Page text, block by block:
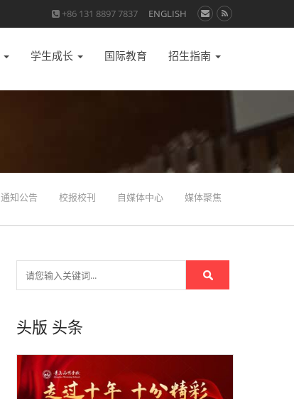
+86 131 8897 7837 ENGLISH
学生成长 国际教育 招生指南
通知公告 校报校刊 自媒体中心 媒体聚焦
头版 头条